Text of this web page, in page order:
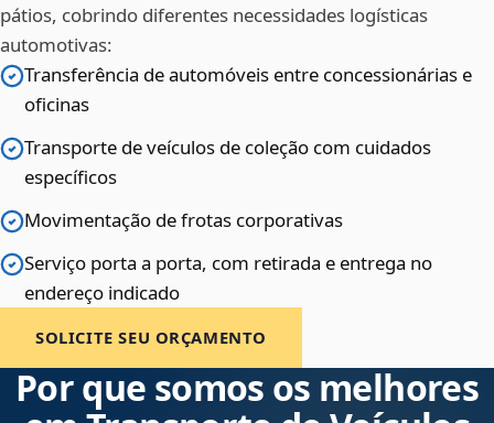
pátios, cobrindo diferentes necessidades logísticas
automotivas:
Transferência de automóveis entre concessionárias e
oficinas
Transporte de veículos de coleção com cuidados
específicos
Movimentação de frotas corporativas
Serviço porta a porta, com retirada e entrega no
endereço indicado
SOLICITE SEU ORÇAMENTO
Por que somos os melhores